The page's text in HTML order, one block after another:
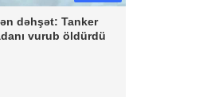
dəhşət: Tanker
vurub öldürdü